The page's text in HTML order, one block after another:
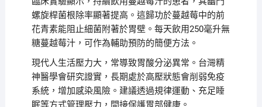
螺旋桿菌根除率顯著提高。這歸功於蔓越莓中的前
花青素能阻止細菌附著於胃壁。每天飲用250毫升無
糖蔓越莓汁，可作為輔助預防的簡便方法。
現代人生活壓力大，常導致胃酸分泌異常。台灣精
神醫學會研究證實，長期處於高壓狀態會削弱免疫
系統，增加感染風險。建議透過規律運動、充足睡
眠等方式管理壓力，間接保護胃部健康。